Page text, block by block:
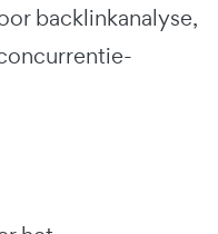
backlinkanalyse,